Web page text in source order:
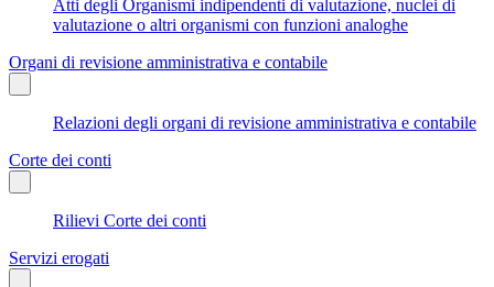
Atti degli Organismi indipendenti di valutazione, nuclei di
valutazione o altri organismi con funzioni analoghe
Organi di revisione amministrativa e contabile
Relazioni degli organi di revisione amministrativa e contabile
Corte dei conti
Rilievi Corte dei conti
Servizi erogati